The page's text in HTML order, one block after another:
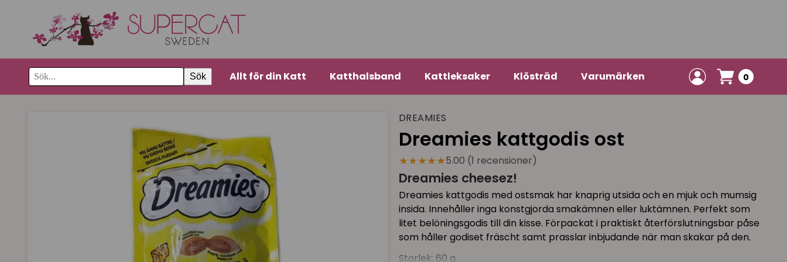
Sök Allt för din Katt Katthalsband Kattleksaker Klösträd Varumärken 0
DREAMIES
Dreamies kattgodis ost
★★★★★5.00 (1 recensioner)
Dreamies cheesez!
Dreamies kattgodis med ostsmak har knaprig utsida och en mjuk och mumsig
insida. Innehåller inga konstgjorda smakämnen eller luktämnen. Perfekt som
litet belöningsgodis till din kisse. Förpackat i praktiskt återförslutningsbar påse
som håller godiset fräscht samt prasslar inbjudande när man skakar på den.
Storlek: 60 g